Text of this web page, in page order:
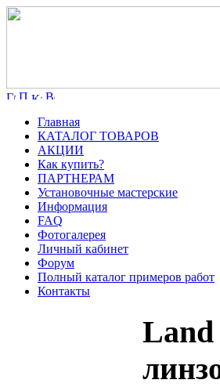
Главная
КАТАЛОГ ТОВАРОВ
АКЦИИ
Как купить?
ПАРТНЕРАМ
Установочные мастерские
Информация
FAQ
Фотогалерея
Личный кабинет
Форум
Полный каталог примеров работ
Контакты
Land